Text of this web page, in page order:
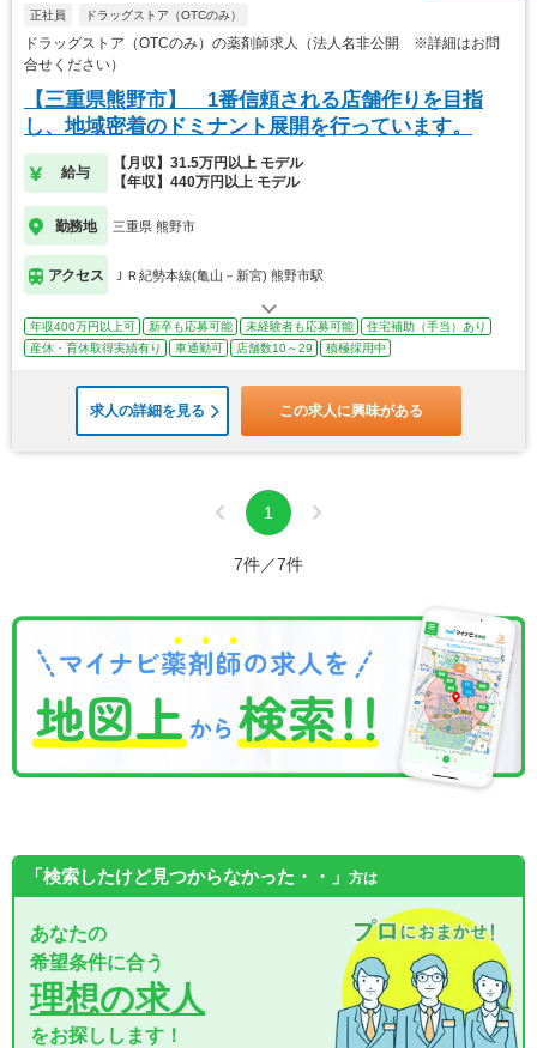
正社員 ドラッグストア（OTCのみ）
ドラッグストア（OTCのみ）の薬剤師求人（法人名非公開 ※詳細はお問
合せください）
【三重県熊野市】 1番信頼される店舗作りを目指
し、地域密着のドミナント展開を行っています。
給与
【月収】31.5万円以上 モデル
【年収】440万円以上 モデル
勤務地 三重県 熊野市
アクセス ＪＲ紀勢本線(亀山－新宮) 熊野市駅
年収400万円以上可 新卒も応募可能 未経験者も応募可能
住宅補助（手当）あり
産休・育休取得実績有り
車通勤可 店舗数10～29 積極採用中
求人の詳細を見る この求人に興味がある
1
7件／7件
「検索したけど見つからなかった・・」 方は
あなたの
希望条件に合う
理想の求人
をお探しします！